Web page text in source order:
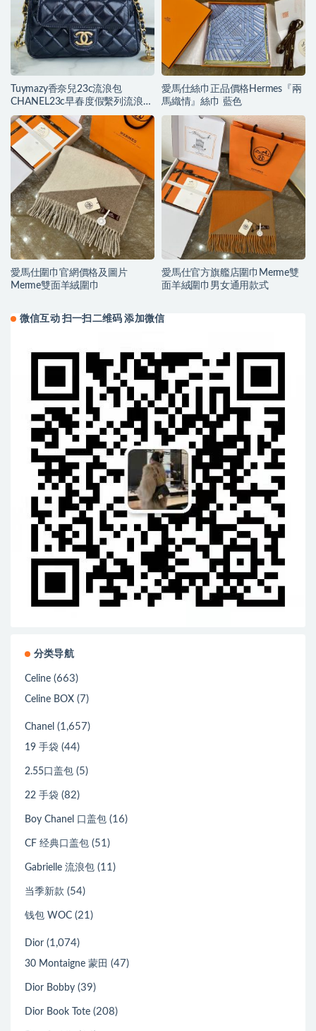
Tuymazy香奈兒23c流浪包
CHANEL23c早春度假繫列流浪包
深藍
愛馬仕絲巾正品價格Hermes『兩
馬織情』絲巾 藍色
愛馬仕圍巾官網價格及圖片
Merme雙面羊絨圍巾
愛馬仕官方旗艦店圍巾Merme雙
面羊絨圍巾男女通用款式
微信互动 扫一扫二维码 添加微信
分类导航
Celine (663)
Celine BOX (7)
Chanel (1,657)
19 手袋 (44)
2.55口盖包 (5)
22 手袋 (82)
Boy Chanel 口盖包 (16)
CF 经典口盖包 (51)
Gabrielle 流浪包 (11)
当季新款 (54)
钱包 WOC (21)
Dior (1,074)
30 Montaigne 蒙田 (47)
Dior Bobby (39)
Dior Book Tote (208)